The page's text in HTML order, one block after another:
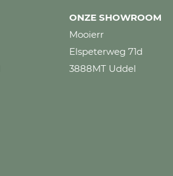
ONZE SHOWROOM
Mooierr
Elspeterweg 71d
3888MT Uddel